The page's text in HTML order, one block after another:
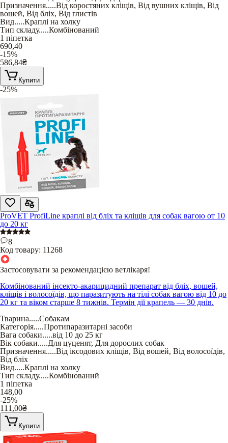
Призначення.....Від коростяних кліщів, Від вушних кліщів, Від
вошей, Від бліх, Від глистів
Вид.....Краплі на холку
Тип складу.....Комбінований
1 піпетка
690,40
-15%
586,84₴
Купити
-25%
ProVET ProfiLine краплі від бліх та кліщів для собак вагою от 10
до 20 кг
8
Код товару: 11268
Застосовувати за рекомендацією ветлікаря!
Комбінований інсекто-акарицидний препарат від бліх, вошей,
кліщів і волосоїдів, що паразитують на тілі собак вагою від 10 до
20 кг та віком старше 8 тижнів. Термін дії крапель — 30 днів.
Тварина.....Собакам
Категорія.....Протипаразитарні засоби
Вага собаки.....від 10 до 25 кг
Вік собаки.....Для цуценят, Для дорослих собак
Призначення.....Від іксодових кліщів, Від вошей, Від волосоїдів,
Від бліх
Вид.....Краплі на холку
Тип складу.....Комбінований
1 піпетка
148,00
-25%
111,00₴
Купити